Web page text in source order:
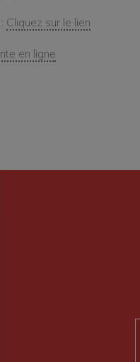
Cliquez sur le lien
en ligne